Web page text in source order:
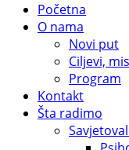
Početna
O nama
Novi put
Ciljevi,
Program
Kontakt
Šta radimo